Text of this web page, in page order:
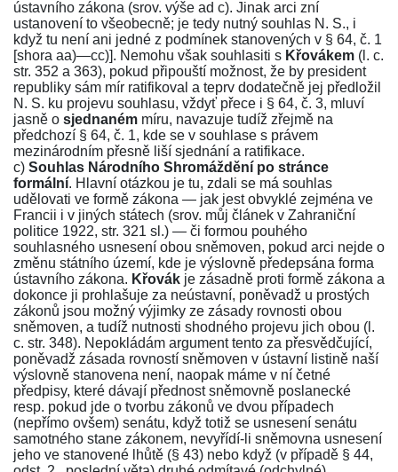
ústavního zákona (srov. výše ad c). Jinak arci zní
ustanovení to všeobecně; je tedy nutný souhlas N. S., i
když tu není ani jedné z podmínek stanovených v § 64, č. 1
[shora aa)—cc)]. Nemohu však souhlasiti s Křovákem (l. c.
str. 352 a 363), pokud připouští možnost, že by president
republiky sám mír ratifikoval a teprv dodatečně jej předložil
N. S. ku projevu souhlasu, vždyť přece i § 64, č. 3, mluví
jasně o sjednaném míru, navazuje tudíž zřejmě na
předchozí § 64, č. 1, kde se v souhlase s právem
mezinárodním přesně liší sjednání a ratifikace.
c) Souhlas Národního Shromáždění po stránce
formální. Hlavní otázkou je tu, zdali se má souhlas
udělovati ve formě zákona — jak jest obvyklé zejména ve
Francii i v jiných státech (srov. můj článek v Zahraniční
politice 1922, str. 321 sl.) — či formou pouhého
souhlasného usnesení obou sněmoven, pokud arci nejde o
změnu státního území, kde je výslovně předepsána forma
ústavního zákona. Křovák je zásadně proti formě zákona a
dokonce ji prohlašuje za neústavní, poněvadž u prostých
zákonů jsou možný výjimky ze zásady rovnosti obou
sněmoven, a tudíž nutnosti shodného projevu jich obou (l.
c. str. 348). Nepokládám argument tento za přesvědčující,
poněvadž zásada rovností sněmoven v ústavní listině naší
výslovně stanovena není, naopak máme v ní četné
předpisy, které dávají přednost sněmovně poslanecké
resp. pokud jde o tvorbu zákonů ve dvou případech
(nepřímo ovšem) senátu, když totiž se usnesení senátu
samotného stane zákonem, nevyřídí-li sněmovna usnesení
jeho ve stanovené lhůtě (§ 43) nebo když (v případě § 44,